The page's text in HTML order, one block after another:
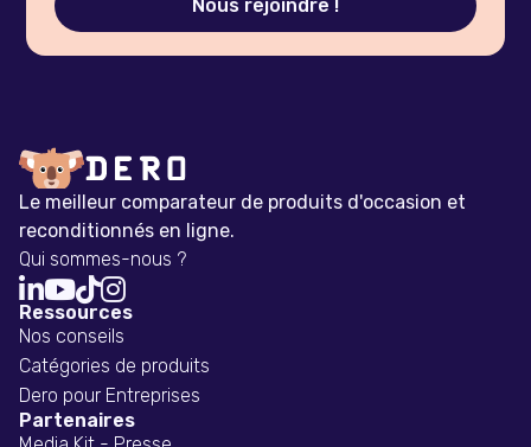
Le meilleur comparateur de produits d'occasion et
reconditionnés en ligne.
Qui sommes-nous ?

Ressources
Nos conseils
Catégories de produits
Dero pour Entreprises
Partenaires